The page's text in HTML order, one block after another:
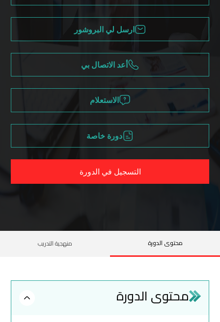
ارسل لي البروشور
أعد الاتصال بي
الاستعلام
دورة خاصة
التسجيل في الدورة
محتوى الدورة منهجية التدريب
محتوى الدورة